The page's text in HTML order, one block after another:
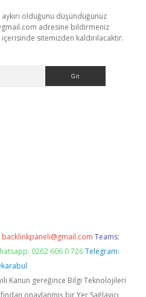
olduğunu düşündüğünüz
adresine bildirmeniz
sitemizden kaldırılacaktır.
backlinkpaneli@gmail.com Teams:
0262 606 0 726 Telegram:
Kanun gereğince Bilgi Teknolojileri
onaylanmış bir Yer Sağlayıcı